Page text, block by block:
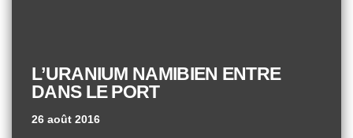
L’URANIUM NAMIBIEN ENTRE
DANS LE PORT
26 août 2016